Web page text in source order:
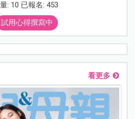
: 10 已報名: 453
試用心得撰寫中
看更多